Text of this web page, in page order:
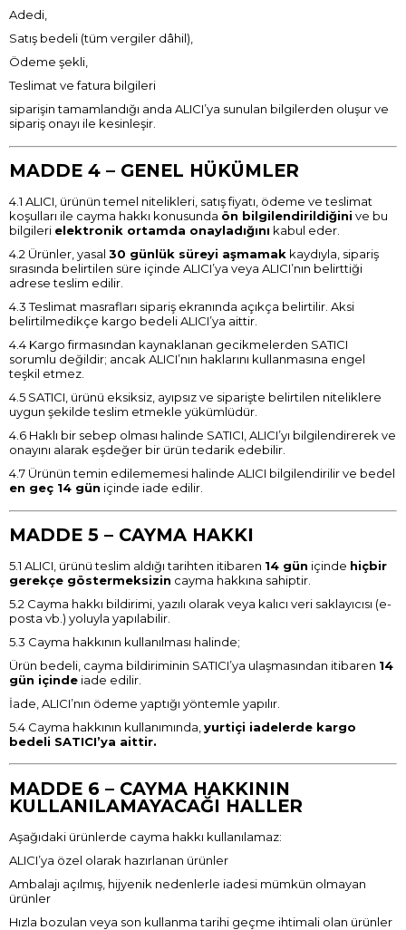
Adedi,
Satış bedeli (tüm vergiler dâhil),
Ödeme şekli,
Teslimat ve fatura bilgileri
siparişin tamamlandığı anda ALICI’ya sunulan bilgilerden oluşur ve
sipariş onayı ile kesinleşir.
MADDE 4 – GENEL HÜKÜMLER
4.1 ALICI, ürünün temel nitelikleri, satış fiyatı, ödeme ve teslimat
koşulları ile cayma hakkı konusunda ön bilgilendirildiğini ve bu
bilgileri elektronik ortamda onayladığını kabul eder.
4.2 Ürünler, yasal 30 günlük süreyi aşmamak kaydıyla, sipariş
sırasında belirtilen süre içinde ALICI’ya veya ALICI’nın belirttiği
adrese teslim edilir.
4.3 Teslimat masrafları sipariş ekranında açıkça belirtilir. Aksi
belirtilmedikçe kargo bedeli ALICI’ya aittir.
4.4 Kargo firmasından kaynaklanan gecikmelerden SATICI
sorumlu değildir; ancak ALICI’nın haklarını kullanmasına engel
teşkil etmez.
4.5 SATICI, ürünü eksiksiz, ayıpsız ve siparişte belirtilen niteliklere
uygun şekilde teslim etmekle yükümlüdür.
4.6 Haklı bir sebep olması halinde SATICI, ALICI’yı bilgilendirerek ve
onayını alarak eşdeğer bir ürün tedarik edebilir.
4.7 Ürünün temin edilememesi halinde ALICI bilgilendirilir ve bedel
en geç 14 gün içinde iade edilir.
MADDE 5 – CAYMA HAKKI
5.1 ALICI, ürünü teslim aldığı tarihten itibaren 14 gün içinde hiçbir
gerekçe göstermeksizin cayma hakkına sahiptir.
5.2 Cayma hakkı bildirimi, yazılı olarak veya kalıcı veri saklayıcısı (e-
posta vb.) yoluyla yapılabilir.
5.3 Cayma hakkının kullanılması halinde;
Ürün bedeli, cayma bildiriminin SATICI’ya ulaşmasından itibaren 14
gün içinde iade edilir.
İade, ALICI’nın ödeme yaptığı yöntemle yapılır.
5.4 Cayma hakkının kullanımında, yurtiçi iadelerde kargo
bedeli SATICI’ya aittir.
MADDE 6 – CAYMA HAKKININ
KULLANILAMAYACAĞI HALLER
Aşağıdaki ürünlerde cayma hakkı kullanılamaz:
ALICI’ya özel olarak hazırlanan ürünler
Ambalajı açılmış, hijyenik nedenlerle iadesi mümkün olmayan
ürünler
Hızla bozulan veya son kullanma tarihi geçme ihtimali olan ürünler